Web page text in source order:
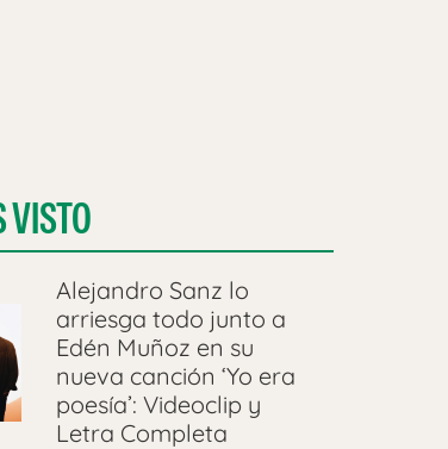
Alejandro Sanz lo
arriesga todo junto a
Edén Muñoz en su
nueva canción ‘Yo era
poesía’: Videoclip y
Letra Completa